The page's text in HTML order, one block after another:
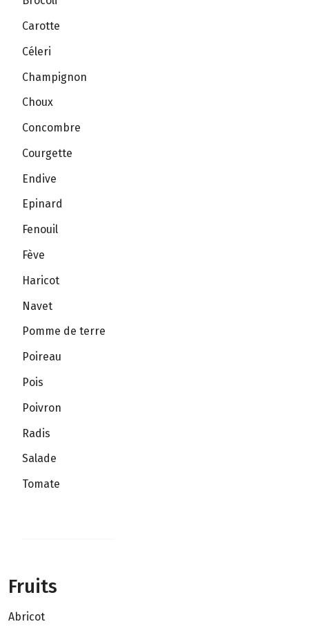
Carotte
Céleri
Champignon
Choux
Concombre
Courgette
Endive
Epinard
Fenouil
Fève
Haricot
Navet
Pomme de terre
Poireau
Pois
Poivron
Radis
Salade
Tomate
Fruits
Abricot